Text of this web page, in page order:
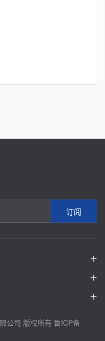
订阅
公司 版权所有 鲁ICP备